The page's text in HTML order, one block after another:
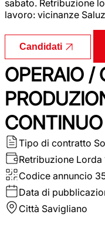
sabato. Retribuzione
lavoro: vicinanze
Candidati
OPERAIO /
Tipo di contratto
Retribuzione Lorda
Codice annuncio
Data di
Città Savigliano